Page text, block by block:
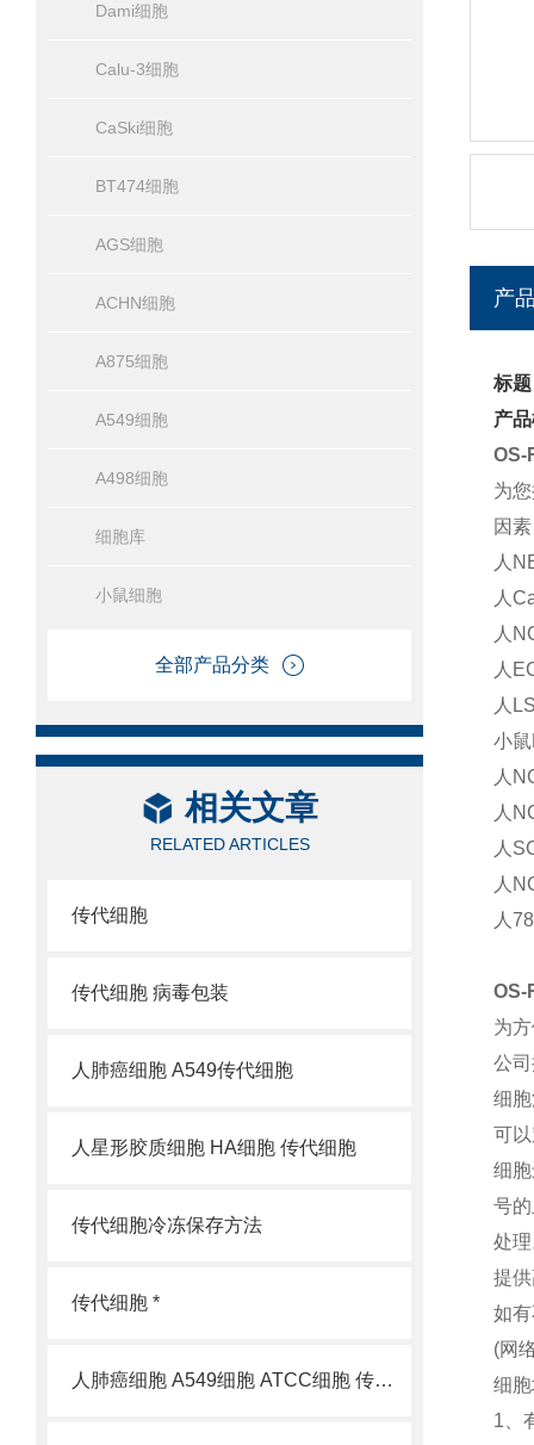
Dami细胞
Calu-3细胞
CaSki细胞
BT474细胞
AGS细胞
ACHN细胞
A875细胞
A549细胞
A498细胞
细胞库
小鼠细胞
全部产品分类
相关文章
RELATED ARTICLES
传代细胞
传代细胞 病毒包装
人肺癌细胞 A549传代细胞
人星形胶质细胞 HA细胞 传代细胞
传代细胞冷冻保存方法
传代细胞 *
人肺癌细胞 A549细胞 ATCC细胞 传代细胞
产
标
产
OS-
为
因
人
人
人
人
人
小
人
人
人
人
人
OS-
为
公
细
可
细
号
处
提
如
(网
细
1、